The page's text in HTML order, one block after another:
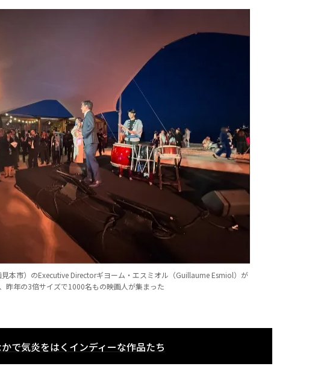
本市）のExecutive Directorギヨーム・エスミオル（Guillaume Esmiol）が
昨年の3倍サイズで1000名もの映画人が集まった
で気炎をはくインディーな作品たち